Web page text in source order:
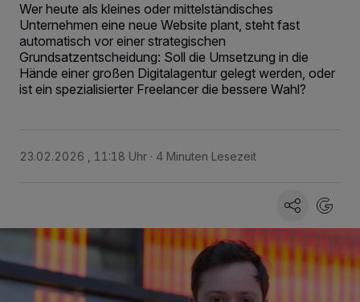
Wer heute als kleines oder mittelständisches
Unternehmen eine neue Website plant, steht fast
automatisch vor einer strategischen
Grundsatzentscheidung: Soll die Umsetzung in die
Hände einer großen Digitalagentur gelegt werden, oder
ist ein spezialisierter Freelancer die bessere Wahl?
23.02.2026 , 11:18 Uhr 4 Minuten Lesezeit